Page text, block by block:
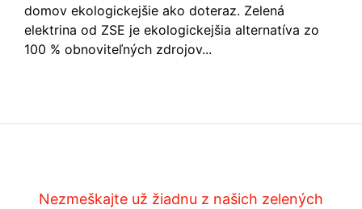
domov ekologickejšie ako doteraz. Zelená
elektrina od ZSE je ekologickejšia alternatíva zo
100 % obnoviteľných zdrojov...
Nezmeškajte už žiadnu z našich zelených